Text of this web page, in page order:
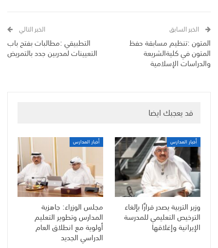
الخبر السابق
المتون :تنظيم مسابقة حفظ
المتون في كليةالشريعة
والدراسات الإسلامية
الخبر التالي
التطبيقي :مطالبات بفتح باب
التعيينات لمدربين جدد بالتمريض
قد يعجبك ايضا
أخبار المدارس
وزير التربية يصدر قرارًا بإلغاء
الترخيص التعليمي للمدرسة
الإيرانية وإغلاقها
أخبار المدارس
مجلس الوزراء: جاهزية
المدارس وتطوير التعليم
أولوية مع انطلاق العام
الدراسي الجديد